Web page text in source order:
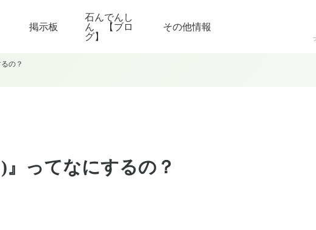
掲示板
石んでんし
ん 【ブロ
グ】
その他情報
の？
』ってなにするの？